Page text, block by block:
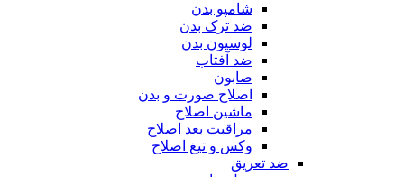
شامپو بدن
ضد ترک بدن
لوسیون بدن
ضد آفتاب
صابون
اصلاح صورت و بدن
ماشین اصلاح
مراقبت بعد اصلاح
وکس و تیغ اصلاح
ضد تعریق